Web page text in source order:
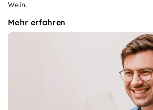
Wein.
Mehr erfahren